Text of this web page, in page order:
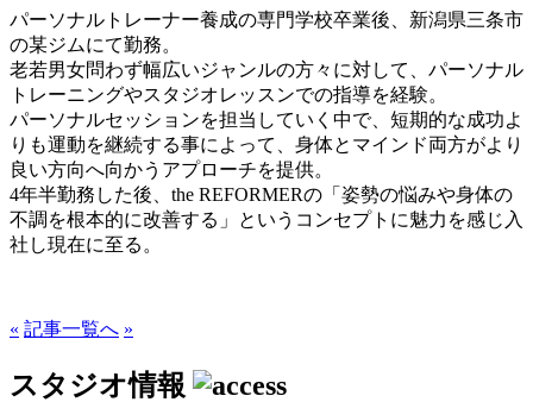
パーソナルトレーナー養成の専門学校卒業後、新潟県三条市
の某ジムにて勤務。
老若男女問わず幅広いジャンルの方々に対して、パーソナル
トレーニングやスタジオレッスンでの指導を経験。
パーソナルセッションを担当していく中で、短期的な成功よ
りも運動を継続する事によって、身体とマインド両方がより
良い方向へ向かうアプローチを提供。
4年半勤務した後、the REFORMERの「姿勢の悩みや身体の
不調を根本的に改善する」というコンセプトに魅力を感じ入
社し現在に至る。
« 記事一覧へ »
スタジオ情報